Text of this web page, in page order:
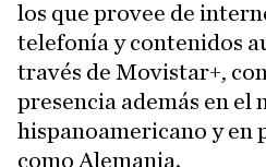
los que provee de
telefonía y contenidos
través de Movistar+,
presencia además en el
hispanoamericano y en
como Alemania.